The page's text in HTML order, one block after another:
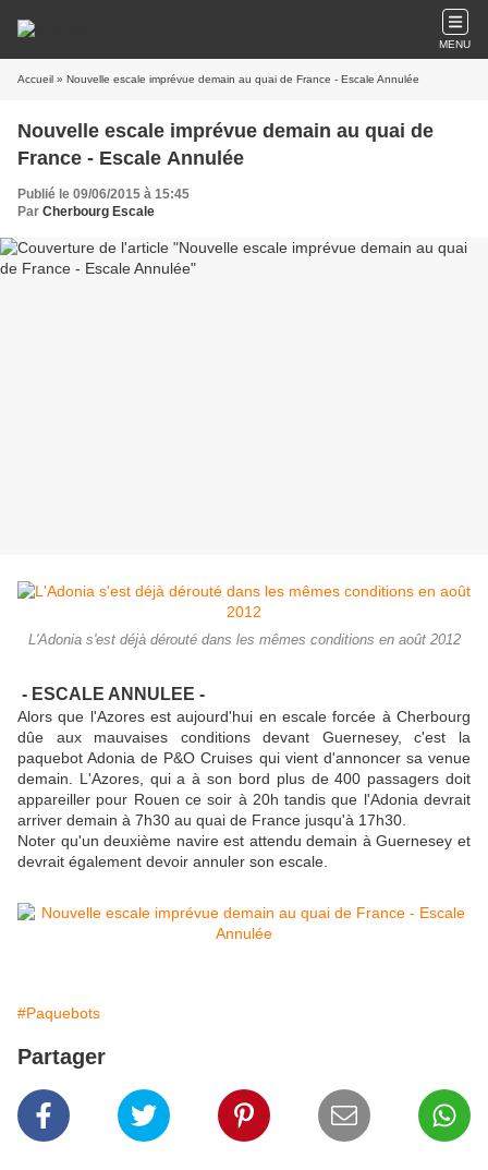
MENU
Accueil » Nouvelle escale imprévue demain au quai de France - Escale Annulée
Nouvelle escale imprévue demain au quai de
France - Escale Annulée
Publié le 09/06/2015 à 15:45
Par Cherbourg Escale
L'Adonia s'est déjà dérouté dans les mêmes conditions en août 2012
- ESCALE ANNULEE -
Alors que l'Azores est aujourd'hui en escale forcée à Cherbourg
dûe aux mauvaises conditions devant Guernesey, c'est la
paquebot Adonia de P&O Cruises qui vient d'annoncer sa venue
demain. L'Azores, qui a à son bord plus de 400 passagers doit
appareiller pour Rouen ce soir à 20h tandis que l'Adonia devrait
arriver demain à 7h30 au quai de France jusqu'à 17h30.
Noter qu'un deuxième navire est attendu demain à Guernesey et
devrait également devoir annuler son escale.
#Paquebots
Partager